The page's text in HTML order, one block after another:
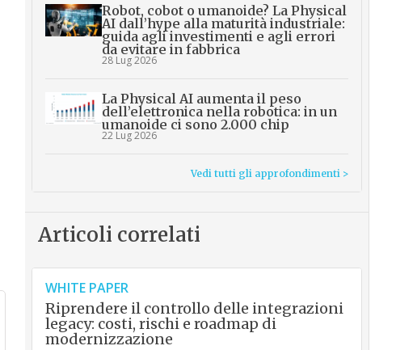
Robot, cobot o umanoide? La Physical
AI dall’hype alla maturità industriale:
guida agli investimenti e agli errori
da evitare in fabbrica
28 Lug 2026
La Physical AI aumenta il peso
dell’elettronica nella robotica: in un
umanoide ci sono 2.000 chip
22 Lug 2026
Vedi tutti gli approfondimenti >
Articoli correlati
WHITE PAPER
Riprendere il controllo delle integrazioni
legacy: costi, rischi e roadmap di
modernizzazione